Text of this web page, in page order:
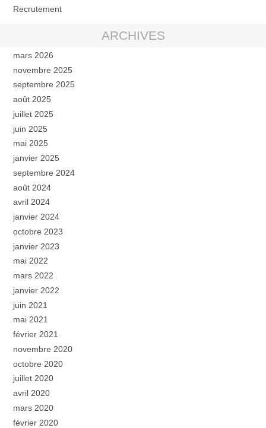
Recrutement
ARCHIVES
mars 2026
novembre 2025
septembre 2025
août 2025
juillet 2025
juin 2025
mai 2025
janvier 2025
septembre 2024
août 2024
avril 2024
janvier 2024
octobre 2023
janvier 2023
mai 2022
mars 2022
janvier 2022
juin 2021
mai 2021
février 2021
novembre 2020
octobre 2020
juillet 2020
avril 2020
mars 2020
février 2020